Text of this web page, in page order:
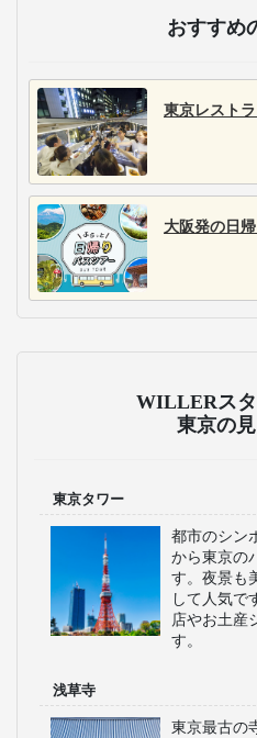
おすすめ
東京レスト
大阪発の日
WILLERスタ
東京の
東京タワー
都市のシン
から東京の
す。夜景も
して人気で
店やお土産
す。
浅草寺
東京最古の